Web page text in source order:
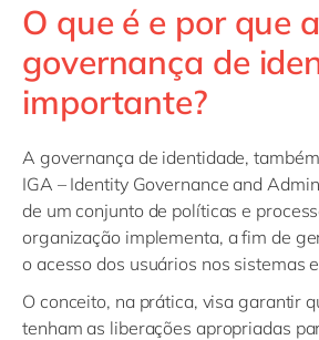
O que é e por que a
governança de
importante?
A governança de identidade,
IGA – Identity Governance and
de um conjunto de políticas e
organização implementa, a fim de
o acesso dos usuários nos sistemas
O conceito, na prática, visa garantir
tenham as liberações apropriadas